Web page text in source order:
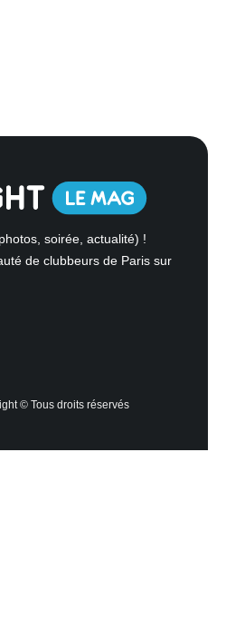
soirée, actualité) !
de clubbeurs de Paris sur
© Tous droits réservés